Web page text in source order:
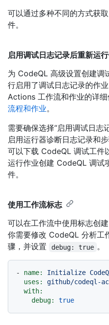
可以通过多种不同的方式获
件。
启用调试日志记录后重新运
为 CodeQL 高级设置创建调
行启用了调试日志记录的作
Actions 工作流和作业的详
流程和作业。
需要确保选择“启用调试日
启用运行器诊断日志记录和
可以下载 CodeQL 调试工件
运行作业创建 CodeQL 调试
件。
使用工作流标志
可以在工作流中使用标志创
你需要修改 CodeQL 分析工
骤，并设置
debug: true 。
- name: Initialize
uses:
github/codeql-
with:
debug:
true